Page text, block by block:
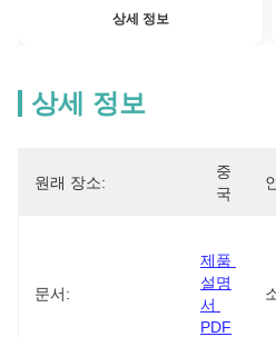
상세 정보
상세 정보
원래 장소:
중
국
문서:
제품
설명
서
PDF